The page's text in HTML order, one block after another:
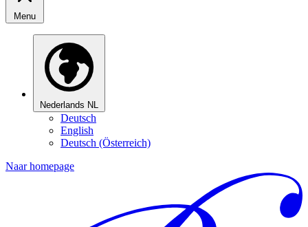
Menu
Nederlands NL
Deutsch
English
Deutsch (Österreich)
Naar homepage